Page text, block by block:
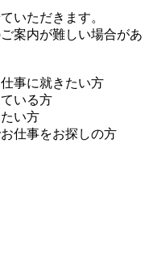
いただきます。
案内が難しい場合があ
事に就きたい方
いる方
い方
仕事をお探しの方